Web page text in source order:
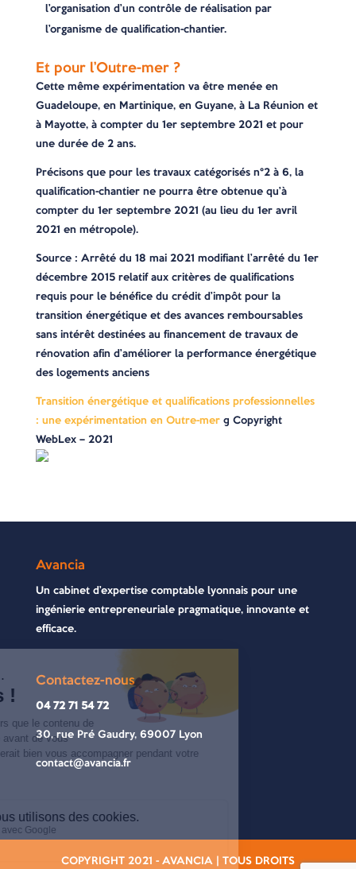
l’organisation d’un contrôle de réalisation par
l’organisme de qualification-chantier.
Et pour l’Outre-mer ?
Cette même expérimentation va être menée en
Guadeloupe, en Martinique, en Guyane, à La Réunion et
à Mayotte, à compter du 1er septembre 2021 et pour
une durée de 2 ans.
Précisons que pour les travaux catégorisés n°2 à 6, la
qualification-chantier ne pourra être obtenue qu’à
compter du 1er septembre 2021 (au lieu du 1er avril
2021 en métropole).
Source : Arrêté du 18 mai 2021 modifiant l’arrêté du 1er
décembre 2015 relatif aux critères de qualifications
requis pour le bénéfice du crédit d’impôt pour la
transition énergétique et des avances remboursables
sans intérêt destinées au financement de travaux de
rénovation afin d’améliorer la performance énergétique
des logements anciens
Transition énergétique et qualifications professionnelles
: une expérimentation en Outre-mer© Copyright
WebLex – 2021
Avancia
Un cabinet d’expertise comptable lyonnais pour une
ingénierie entrepreneuriale pragmatique, innovante et
efficace.
Contactez-nous
04 72 71 54 72
30, rue Pré Gaudry, 69007 Lyon
contact@avancia.fr
COPYRIGHT 2021 - AVANCIA | TOUS DROITS